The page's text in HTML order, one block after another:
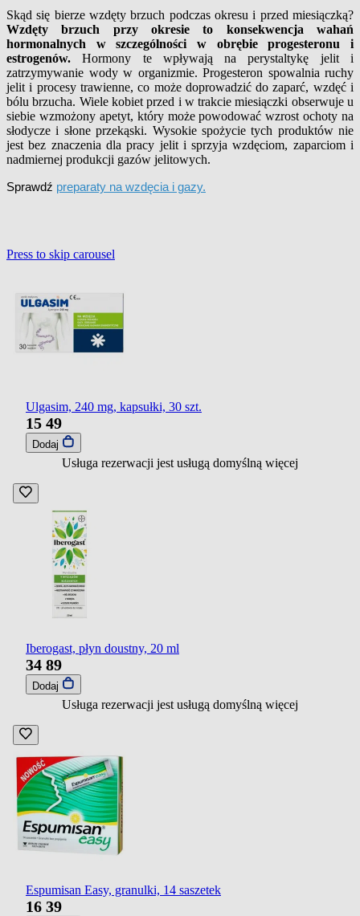
Skąd się bierze wzdęty brzuch podczas okresu i przed miesiączką?
Wzdęty brzuch przy okresie to konsekwencja wahań
hormonalnych w szczególności w obrębie progesteronu i
estrogenów.Hormony te wpływają na perystaltykę jelit i
zatrzymywanie wody w organizmie. Progesteron spowalnia ruchy
jelit i procesy trawienne, co może doprowadzić do zaparć, wzdęć i
bólu brzucha. Wiele kobiet przed i w trakcie miesiączki obserwuje u
siebie wzmożony apetyt, który może powodować wzrost ochoty na
słodycze i słone przekąski. Wysokie spożycie tych produktów nie
jest bez znaczenia dla pracy jelit i sprzyja wzdęciom, zaparciom i
nadmiernej produkcji gazów jelitowych.
Sprawdź preparaty na wzdęcia i gazy.
Press to skip carousel
Ulgasim, 240 mg, kapsułki, 30 szt.
15 49
Dodaj
Usługa rezerwacji jest usługą domyślną więcej
Iberogast, płyn doustny, 20 ml
34 89
Dodaj
Usługa rezerwacji jest usługą domyślną więcej
Espumisan Easy, granulki, 14 saszetek
16 39